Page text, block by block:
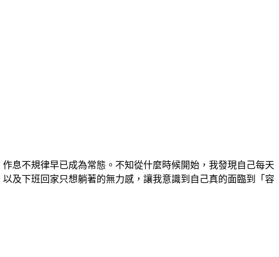
息不規律早已成為常態。不知從什麼時候開始，我發現自己每天
及下班回家只想躺著的無力感，讓我意識到自己真的面臨到「容